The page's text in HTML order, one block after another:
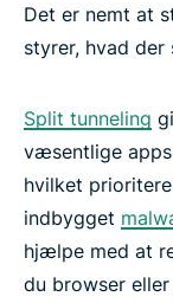
Det er nemt at
styrer, hvad der
Split tunneling
væsentlige
hvilket
indbygget
hjælpe med at
du browser